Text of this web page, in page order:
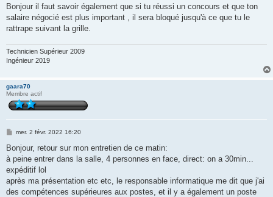
s
a
g
Bonjour il faut savoir également que si tu réussi un concours et que ton
salaire négocié est plus important , il sera bloqué jusqu'à ce que tu le
rattrape suivant la grille.
Technicien Supérieur 2009
Ingénieur 2019
gaara70
Membre actif
M
s
a
g
e
mer. 2 févr. 2022 16:20
Bonjour, retour sur mon entretien de ce matin:
à peine entrer dans la salle, 4 personnes en face, direct: on a 30min...
expéditif lol
après ma présentation etc etc, le responsable informatique me dit que j'ai
des compétences supérieures aux postes, et il y a également un poste